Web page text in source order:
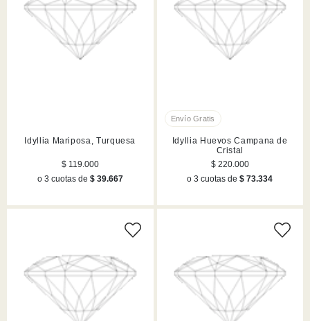
Idyllia Mariposa, Turquesa
$ 119.000
o 3 cuotas de $ 39.667
Idyllia Huevos Campana de
Cristal
$ 220.000
o 3 cuotas de$ 73.334